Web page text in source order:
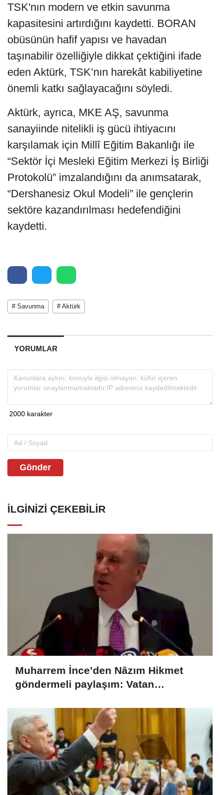
TSK'nın modern ve etkin savunma
kapasitesini artırdığını kaydetti. BORAN
obüsünün hafif yapısı ve havadan
taşınabilir özelliğiyle dikkat çektiğini ifade
eden Aktürk, TSK’nın harekât kabiliyetine
önemli katkı sağlayacağını söyledi.
Aktürk, ayrıca, MKE AŞ, savunma
sanayiinde nitelikli iş gücü ihtiyacını
karşılamak için Millî Eğitim Bakanlığı ile
“Sektör İçi Mesleki Eğitim Merkezi İş Birliği
Protokolü” imzalandığını da anımsatarak,
“Dershanesiz Okul Modeli” ile gençlerin
sektöre kazandırılması hedefendiğini
kaydetti.
# Savunma # Aktürk
YORUMLAR
Gönder
İLGINIZI ÇEKEBILIR
Muharrem İnce’den Nâzım Hikmet
göndermeli paylaşım: Vatan